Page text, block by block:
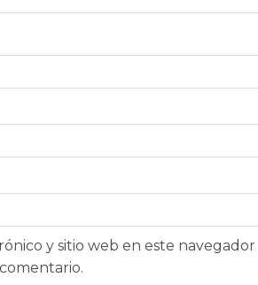
y sitio web en este navegador